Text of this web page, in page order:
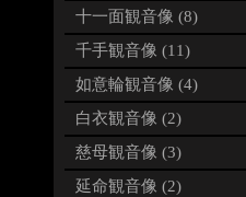
十一面観音像 (8)
千手観音像 (11)
如意輪観音像 (4)
白衣観音像 (2)
慈母観音像 (3)
延命観音像 (2)